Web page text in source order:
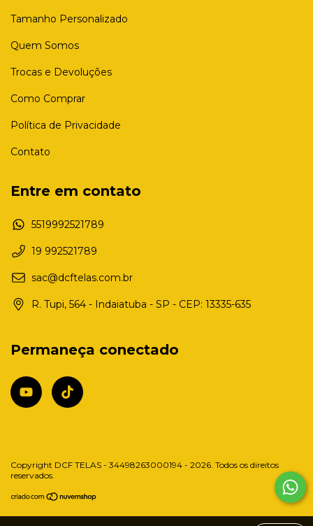
Tamanho Personalizado
Quem Somos
Trocas e Devoluções
Como Comprar
Política de Privacidade
Contato
Entre em contato
5519992521789
19 992521789
sac@dcftelas.com.br
R. Tupi, 564 - Indaiatuba - SP - CEP: 13335-635
Permaneça conectado
Copyright DCF TELAS - 34498263000194 - 2026. Todos os direitos
reservados.